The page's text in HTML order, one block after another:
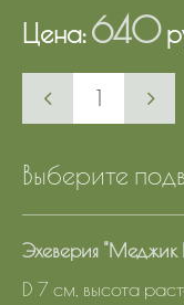
Цена:640
Выберите
Эхеверия "Меджик
D 7 см, высота